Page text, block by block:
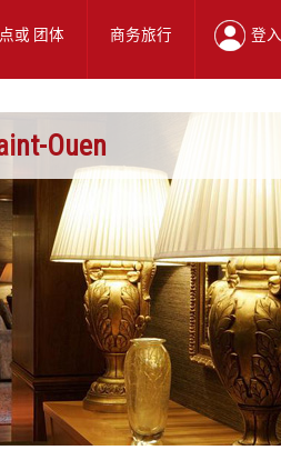
登入
商务旅行
或 团体
Ouen